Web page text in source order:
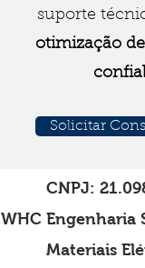
suporte
otimização
Solicitar
CNPJ:
WHC Engenharia
Materiais